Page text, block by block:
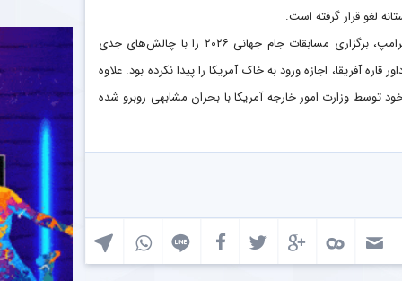
لغو قرار گرفته است.
این اولین باری نیست که قوانین سخت‌گیرانه مهاجرتی و اداری دولت دونالد ترامپ، برگزاری مسابقات جام جهانی ۲۰۲۶ را با چالش‌های جدی
آفریقا، اجازه ورود به خاک آمریکا را پیدا نکرده بود. علاوه
توسط وزارت امور خارجه آمریکا با بحران مشابهی روبرو شده